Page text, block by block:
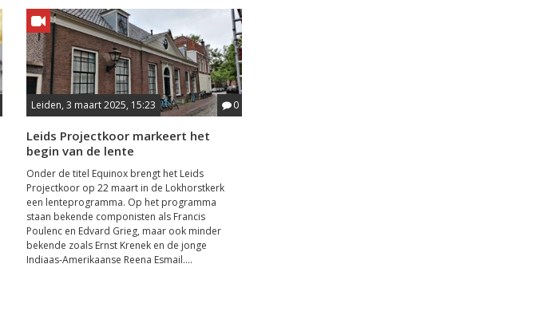
Leiden, 3 maart 2025, 15:23 0
Leids Projectkoor markeert het
begin van de lente
Onder de titel Equinox brengt het Leids
Projectkoor op 22 maart in de Lokhorstkerk
een lenteprogramma. Op het programma
staan bekende componisten als Francis
Poulenc en Edvard Grieg, maar ook minder
bekende zoals Ernst Krenek en de jonge
Indiaas-Amerikaanse Reena Esmail....